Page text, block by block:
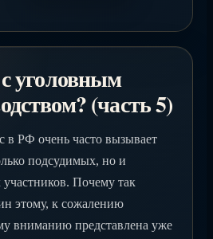
уголовным
(часть 5)
в РФ очень часто вызывает
подсудимых, но и
Почему так
этому, к сожалению
вниманию представлена уже